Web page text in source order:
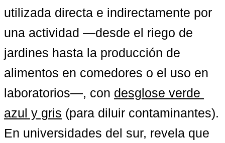
utilizada directa e indirectamente por
una actividad —desde el riego de
jardines hasta la producción de
alimentos en comedores o el uso en
laboratorios—, con desglose verde
azul y gris (para diluir contaminantes).
En universidades del sur, revela que